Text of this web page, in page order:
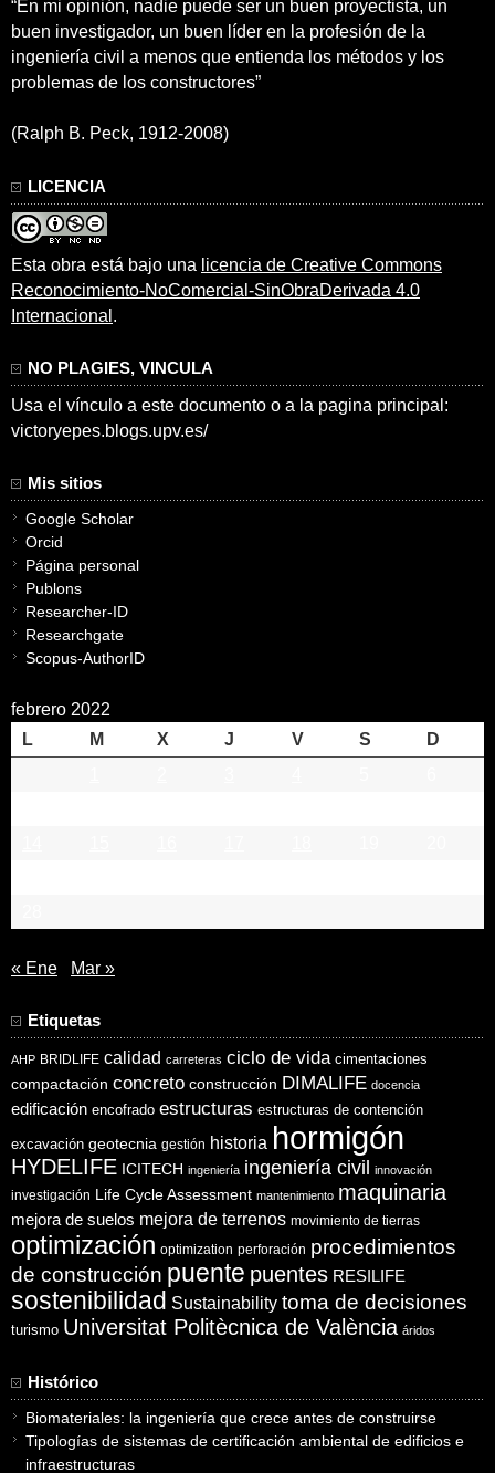
“En mi opinión, nadie puede ser un buen proyectista, un
buen investigador, un buen líder en la profesión de la
ingeniería civil a menos que entienda los métodos y los
problemas de los constructores”
(Ralph B. Peck, 1912-2008)
LICENCIA
Esta obra está bajo una licencia de Creative Commons
Reconocimiento-NoComercial-SinObraDerivada 4.0
Internacional .
NO PLAGIES, VINCULA
Usa el vínculo a este documento o a la pagina principal:
victoryepes.blogs.upv.es/
Mis sitios
Google Scholar
Orcid
Página personal
Publons
Researcher-ID
Researchgate
Scopus-AuthorID
febrero 2022
L
M X J V S
D
« Ene Mar »
Etiquetas
AHP BRIDLIFE calidad carreteras ciclo de vida cimentaciones
compactación concreto construcción DIMALIFE docencia
edificación encofrado estructuras estructuras de contención
excavación geotecnia gestión historia hormigón
HYDELIFE ICITECH ingeniería ingeniería civil innovación
investigación Life Cycle Assessment mantenimiento maquinaria
mejora de suelos mejora de terrenos movimiento de tierras
optimización optimization perforación procedimientos
de construcción puente puentes RESILIFE
sostenibilidad Sustainability toma de decisiones
turismo Universitat Politècnica de València áridos
Histórico
Biomateriales: la ingeniería que crece antes de construirse
Tipologías de sistemas de certificación ambiental de edificios e
infraestructuras